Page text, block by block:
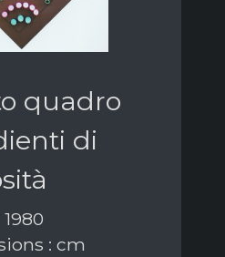
quadro
di
: cm